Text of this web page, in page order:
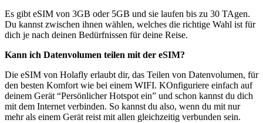
Es gibt eSIM von 3GB oder 5GB und sie laufen bis zu 30 TAgen.
Du kannst zwischen ihnen wählen, welches die richtige Wahl ist für
dich je nach deinen Bedürfnissen für deine Reise.
Kann ich Datenvolumen teilen mit der eSIM?
Die eSIM von Holafly erlaubt dir, das Teilen von Datenvolumen, für
den besten Komfort wie bei einem WIFI. KOnfiguriere einfach auf
deinem Gerät “Persönlicher Hotspot ein” und schon kannst du dich
mit dem Internet verbinden. So kannst du also, wenn du mit nur
mehr als einem Gerät reist mit allen gleichzeitig verbunden sein.